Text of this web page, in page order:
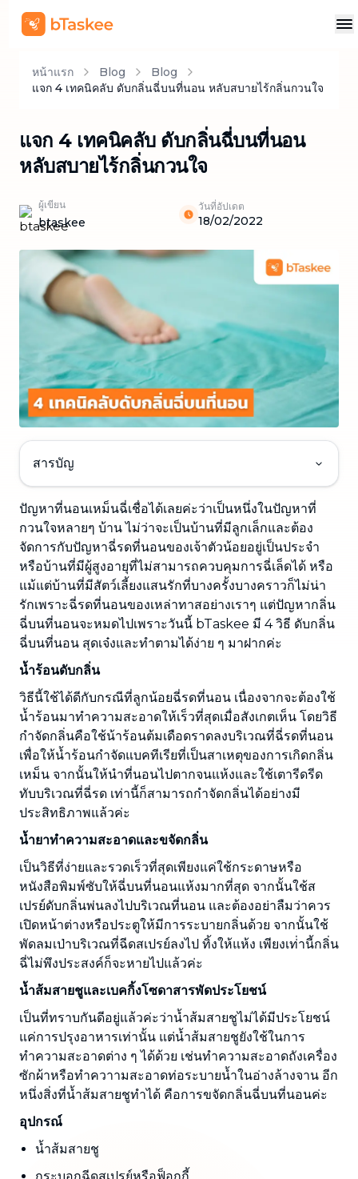
หน้าแรก Blog
Blog
แจก 4 เทคนิคลับ ดับกลิ่นฉี่บนที่นอน หลับสบายไร้กลิ่นกวนใจ
แจก 4 เทคนิคลับ ดับกลิ่นฉี่บนที่นอน
หลับสบายไร้กลิ่นกวนใจ
ผู้เขียน
btaskee
วันที่อัปเดต
18/02/2022
สารบัญ
ปัญหาที่นอนเหม็นฉี่เชื่อได้เลยค่ะว่าเป็นหนึ่งในปัญหาที่
กวนใจหลายๆ บ้าน ไม่ว่าจะเป็นบ้านที่มีลูกเล็กและต้อง
จัดการกับปัญหาฉี่รดที่นอนของเจ้าตัวน้อยอยู่เป็นประจำ
หรือบ้านที่มีผู้สูงอายุที่ไม่สามารถควบคุมการฉี่เล็ดได้ หรือ
แม้แต่บ้านที่มีสัตว์เลี้ยงแสนรักที่บางครั้งบางคราวก็ไม่น่า
รักเพราะฉี่รดที่นอนของเหล่าทาสอย่างเราๆ แต่ปัญหากลิ่น
ฉี่บนที่นอนจะหมดไปเพราะวันนี้ bTaskee มี 4 วิธี ดับกลิ่น
ฉี่บนที่นอน สุดเจ๋งและทำตามได้ง่าย ๆ มาฝากค่ะ
น้ำร้อนดับกลิ่น
วิธีนี้ใช้ได้ดีกับกรณีที่ลูกน้อยฉี่รดที่นอน เนื่องจากจะต้องใช้
น้ำร้อนมาทำความสะอาดให้เร็วที่สุดเมื่อสังเกตเห็น โดยวิธี
กำจัดกลิ่นคือใช้น้าร้อนต้มเดือดราดลงบริเวณที่ฉี่รดที่นอน
เพื่อให้น้ำร้อนกำจัดแบคทีเรียที่เป็นสาเหตุของการเกิดกลิ่น
เหม็น จากนั้นให้นำที่นอนไปตากจนแห้งและใช้เตารีดรีด
ทับบริเวณที่ฉี่รด เท่านี้ก็สามารถกำจัดกลิ่นได้อย่างมี
ประสิทธิภาพแล้วค่ะ
น้ำยาทำความสะอาดและขจัดกลิ่น
เป็นวิธีที่ง่ายและรวดเร็วที่สุดเพียงแค่ใช้กระดาษหรือ
หนังสือพิมพ์ซับให้ฉี่บนที่นอนแห้งมากที่สุด จากนั้นใช้ส
เปรย์ดับกลิ่นพ่นลงไปบริเวณที่นอน และต้องอย่าลืมว่าควร
เปิดหน้าต่างหรือประตูให้มีการระบายกลิ่นด้วย จากนั้นใช้
พัดลมเป่าบริเวณที่ฉีดสเปรย์ลงไป ทิ้งให้แห้ง เพียงเท่่านี้กลิ่น
ฉี่ไม่พึงประสงค์ก็จะหายไปแล้วค่ะ
น้ำส้มสายชูและเบคกิ้งโซดาสารพัดประโยชน์
เป็นที่ทราบกันดีอยู่แล้วค่ะว่าน้ำส้มสายชูไม่ได้มีประโยชน์
แค่การปรุงอาหารเท่านั้น แต่น้ำส้มสายชูยังใช้ในการ
ทำความสะอาดต่าง ๆ ได้ด้วย เช่นทำความสะอาดถังเครื่อง
ซักผ้าหรือทำควาามสะอาดท่อระบายน้ำในอ่างล้างจาน อีก
หนึ่งสิ่งที่น้ำส้มสายชูทำได้ คือการขจัดกลิ่นฉี่บนที่นอนค่ะ
อุปกรณ์
น้ำส้มสายชู